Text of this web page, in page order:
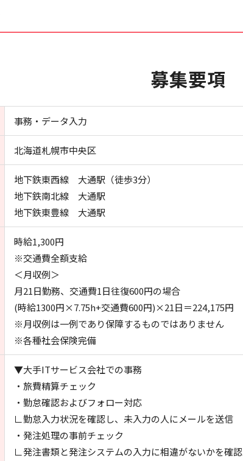
募集要項
事務・データ入力
北海道札幌市中央区
地下鉄東西線 大通駅（徒歩3分）
地下鉄南北線 大通駅
地下鉄東豊線 大通駅
時給1,300円
※交通費全額支給
＜月収例＞
月21日勤務、交通費1日往復600円の場合
(時給1300円×7.75h+交通費600円)×21日＝224,175円
※月収例は一例であり保障するものではありません
※各種社会保険完備
▼大手ITサービス会社での事務
・旅費精算チェック
・勤怠確認およびフォロー対応
∟勤怠入力状況を確認し、未入力の人にメールを送信
・発注処理の事前チェック
∟発注書類と発注システムの入力に相違がないかを確認